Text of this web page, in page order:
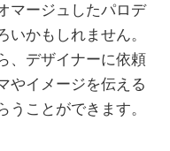
マージュしたパロデ
いかもしれません。
、デザイナーに依頼
やイメージを伝える
うことができます。